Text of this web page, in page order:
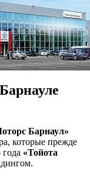
Барнаул»
которые прежде
«Тойота